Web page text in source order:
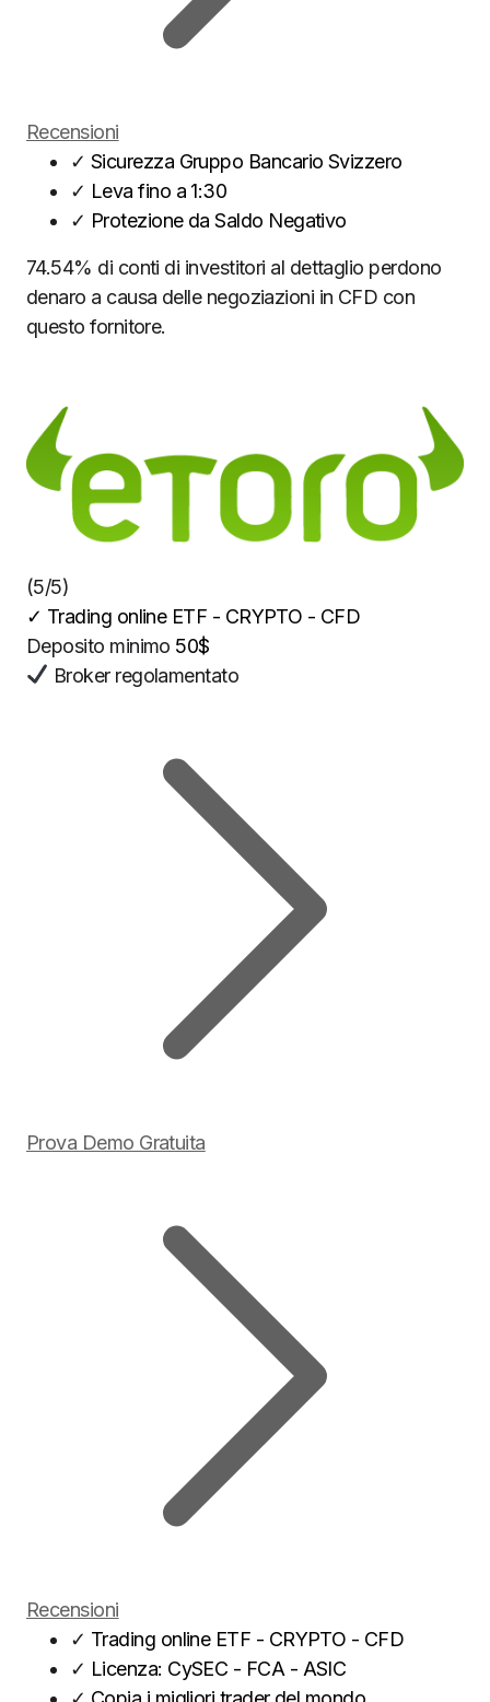
Recensioni
✓ Sicurezza Gruppo Bancario Svizzero
✓ Leva fino a 1:30
✓ Protezione da Saldo Negativo
74.54% di conti di investitori al dettaglio perdono
denaro a causa delle negoziazioni in CFD con
questo fornitore.
(5/5)
✓ Trading online ETF - CRYPTO - CFD
Deposito minimo 50$
Broker regolamentato
Prova Demo Gratuita
Recensioni
✓ Trading online ETF - CRYPTO - CFD
✓ Licenza: CySEC - FCA - ASIC